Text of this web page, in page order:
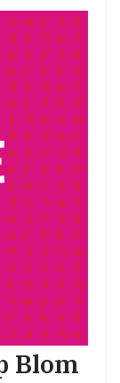
Blom